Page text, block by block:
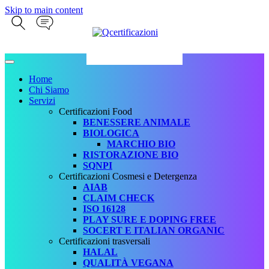
Skip to main content
Home
Chi Siamo
Servizi
Certificazioni Food
BENESSERE ANIMALE
BIOLOGICA
MARCHIO BIO
RISTORAZIONE BIO
SQNPI
Certificazioni Cosmesi e Detergenza
AIAB
CLAIM CHECK
ISO 16128
PLAY SURE E DOPING FREE
SOCERT E ITALIAN ORGANIC
Certificazioni trasversali
HALAL
QUALITÀ VEGANA